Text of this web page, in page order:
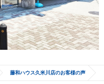
藤和ハウス久米川店のお客様の声